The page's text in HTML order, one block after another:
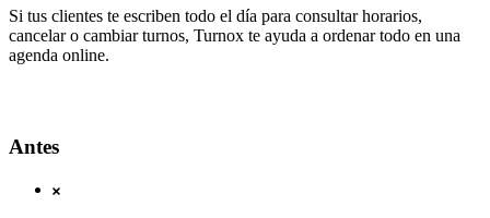
Si tus clientes te escriben todo el día para consultar horarios,
cancelar o cambiar turnos, Turnox te ayuda a ordenar todo en una
agenda online.
Antes